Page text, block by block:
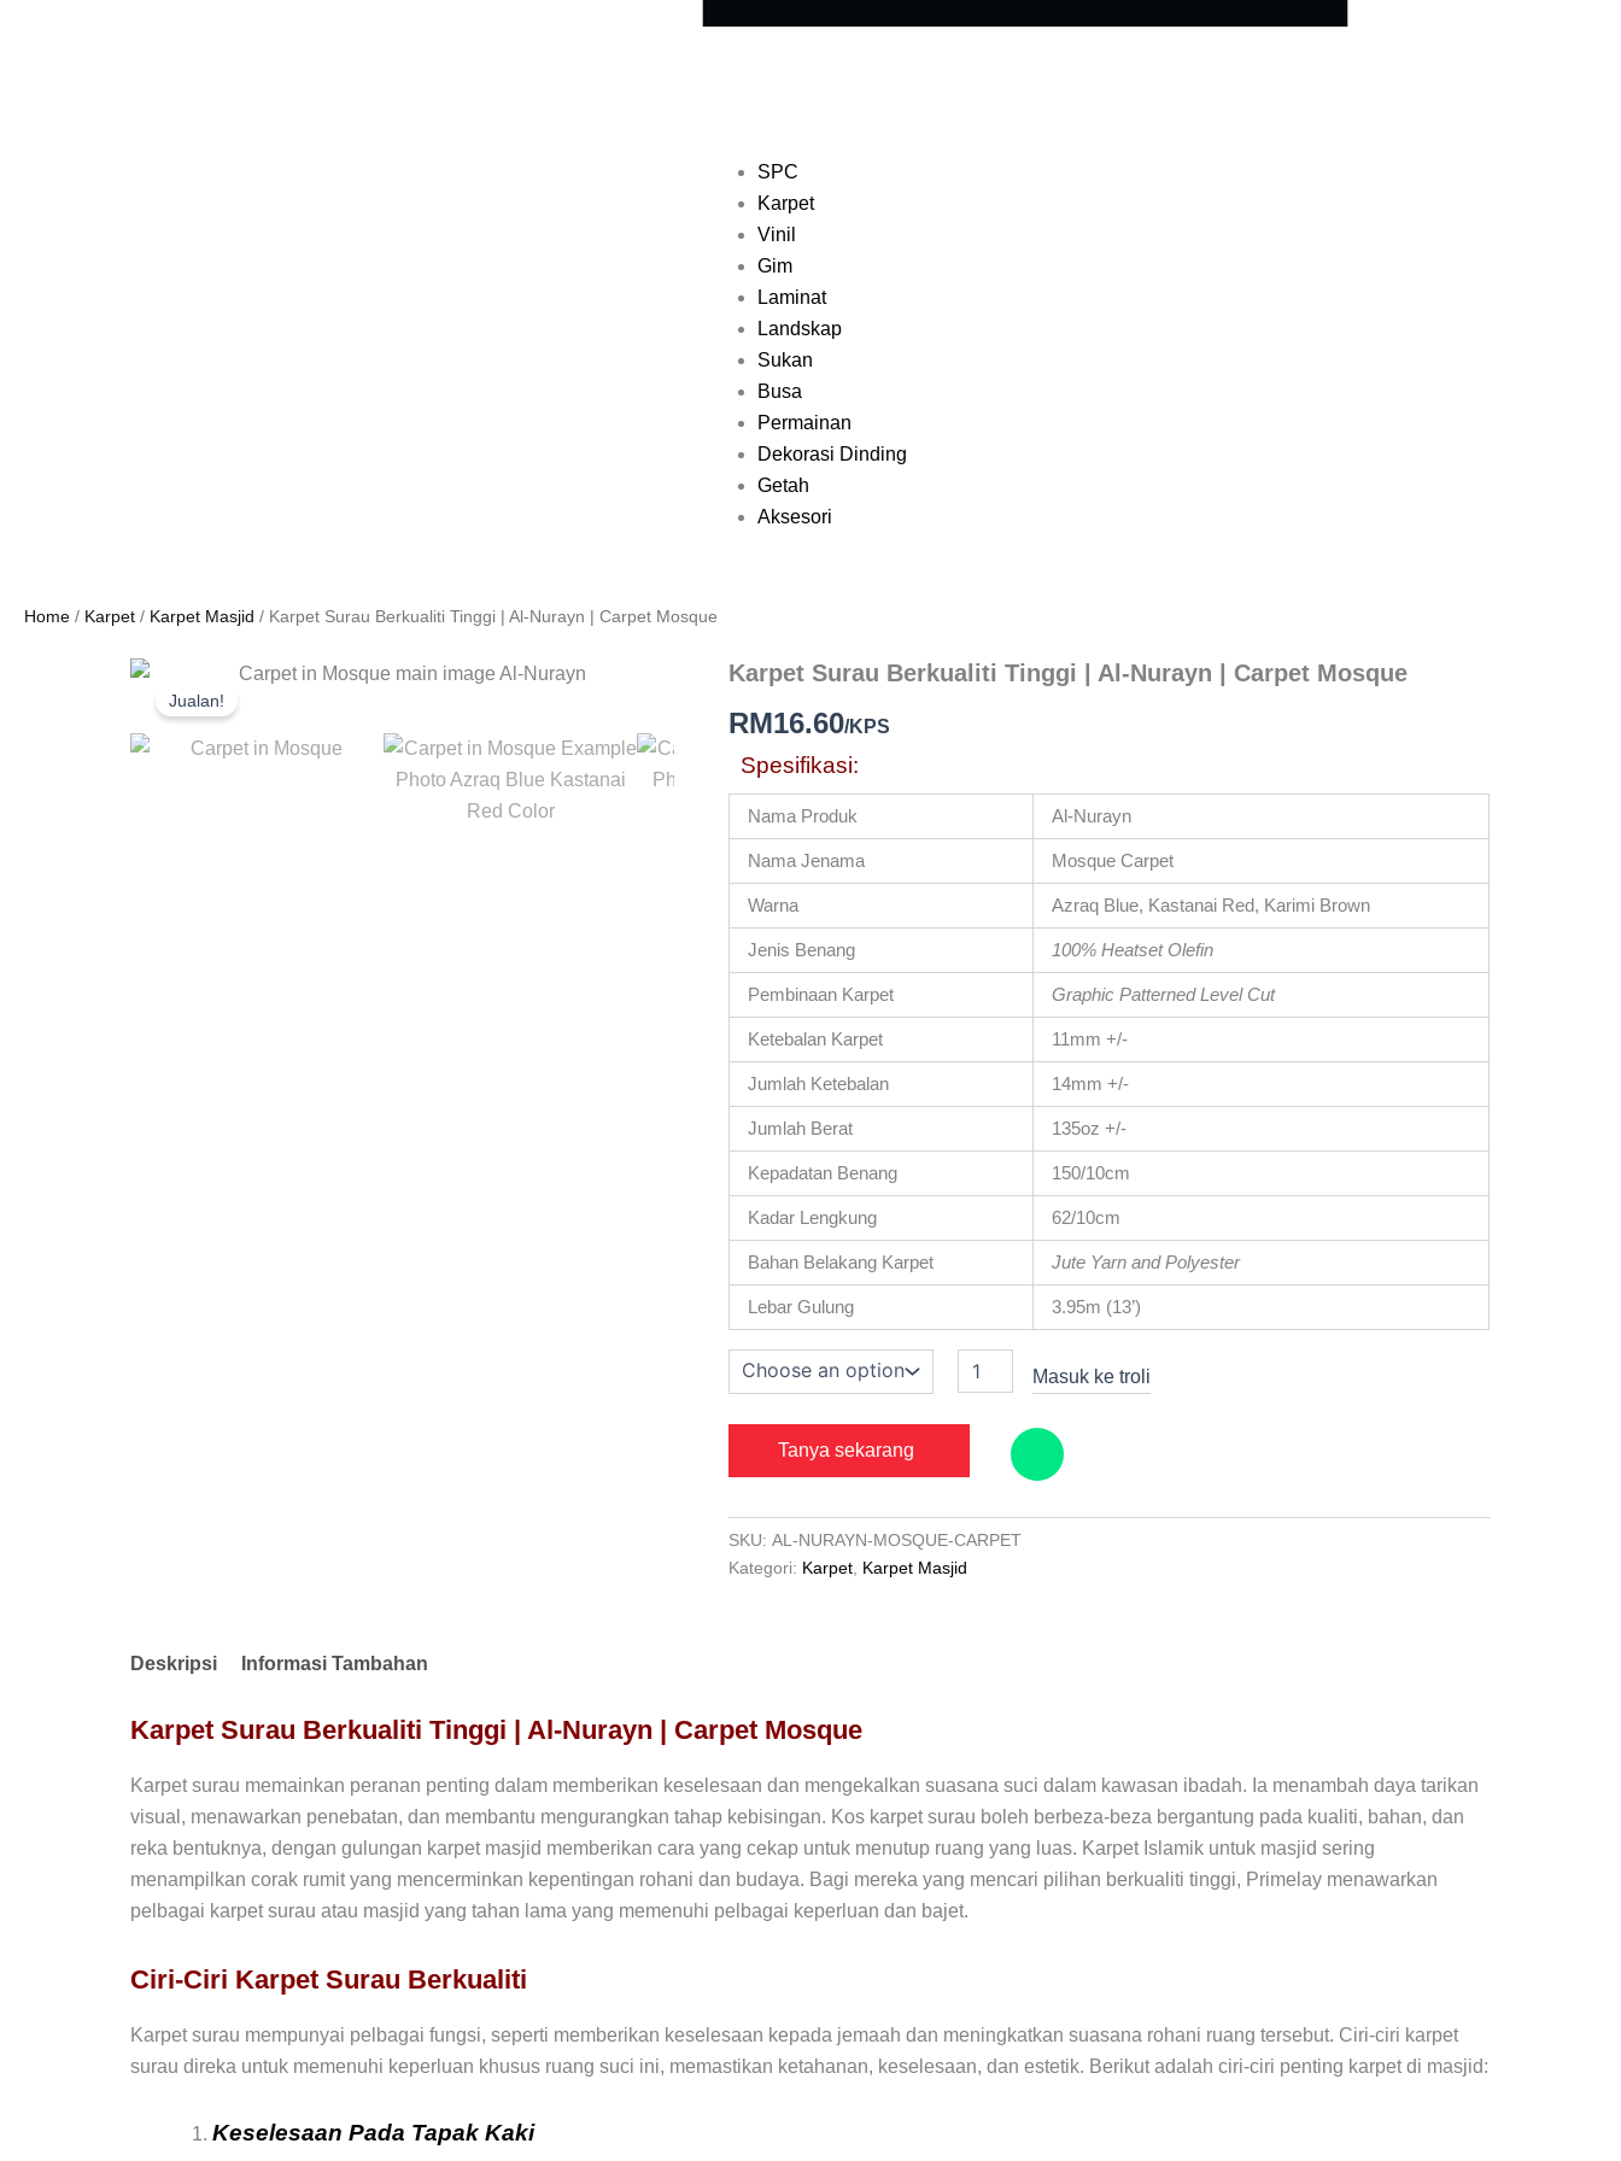
SPC
Karpet
Vinil
Gim
Laminat
Landskap
Sukan
Busa
Permainan
Dekorasi Dinding
Getah
Aksesori
Home / Karpet / Karpet Masjid / Karpet Surau Berkualiti Tinggi | Al-Nurayn | Carpet Mosque
Jualan!
Karpet Surau Berkualiti Tinggi | Al-Nurayn | Carpet Mosque
RM16.60/KPS
Spesifikasi:
Nama Produk Al-Nurayn
Nama Jenama Mosque Carpet
Warna Azraq Blue, Kastanai Red, Karimi Brown
Jenis Benang 100% Heatset Olefin
Pembinaan Karpet Graphic Patterned Level Cut
Ketebalan Karpet 11mm +/-
Jumlah Ketebalan 14mm +/-
Jumlah Berat 135oz +/-
Kepadatan Benang 150/10cm
Kadar Lengkung 62/10cm
Bahan Belakang Karpet Jute Yarn and Polyester
Lebar Gulung 3.95m (13’)
Karpet
Al-
|
Mosque
Masuk ke troli
Tanya sekarang
SKU:AL-NURAYN-MOSQUE-CARPET
Kategori: Karpet, Karpet Masjid
Deskripsi Informasi Tambahan
Karpet Surau Berkualiti Tinggi | Al-Nurayn | Carpet Mosque
Karpet surau memainkan peranan penting dalam memberikan keselesaan dan mengekalkan suasana suci dalam kawasan ibadah. Ia menambah daya tarikan
visual, menawarkan penebatan, dan membantu mengurangkan tahap kebisingan. Kos karpet surau boleh berbeza-beza bergantung pada kualiti, bahan, dan
reka bentuknya, dengan gulungan karpet masjid memberikan cara yang cekap untuk menutup ruang yang luas. Karpet Islamik untuk masjid sering
menampilkan corak rumit yang mencerminkan kepentingan rohani dan budaya. Bagi mereka yang mencari pilihan berkualiti tinggi, Primelay menawarkan
pelbagai karpet surau atau masjid yang tahan lama yang memenuhi pelbagai keperluan dan bajet.
Ciri-Ciri Karpet Surau Berkualiti
Karpet surau mempunyai pelbagai fungsi, seperti memberikan keselesaan kepada jemaah dan meningkatkan suasana rohani ruang tersebut. Ciri-ciri karpet
surau direka untuk memenuhi keperluan khusus ruang suci ini, memastikan ketahanan, keselesaan, dan estetik. Berikut adalah ciri-ciri penting karpet di masjid:
Keselesaan Pada Tapak Kaki